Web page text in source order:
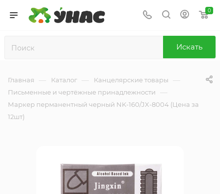
0
Искать
Главная — Каталог — Канцелярские товары —
Письменные и чертёжные принадлежности —
Маркер перманентный черный NK-160/JX-8004 (Цена за
12шт)